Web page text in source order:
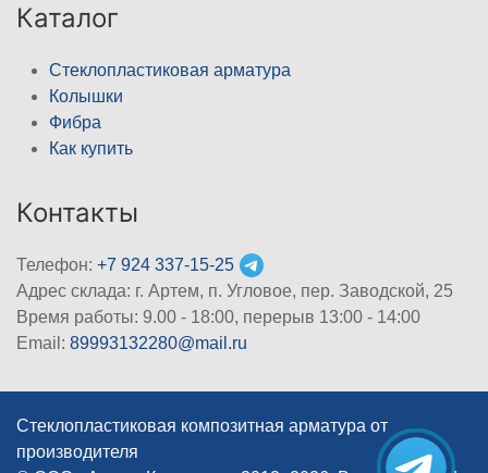
Каталог
Стеклопластиковая арматура
Колышки
Фибра
Как купить
Контакты
Телефон: +7 924 337-15-25
Адрес склада: г. Артем, п. Угловое, пер. Заводской, 25
Время работы: 9.00 - 18:00, перерыв 13:00 - 14:00
Email: 89993132280@mail.ru
Стеклопластиковая композитная арматура от
производителя